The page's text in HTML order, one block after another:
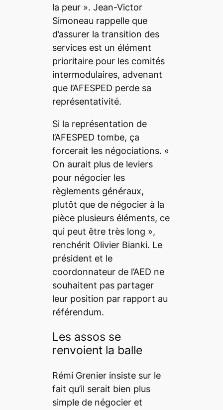
la peur ». Jean-Victor
Simoneau rappelle que
d’assurer la transition des
services est un élément
prioritaire pour les comités
intermodulaires, advenant
que l’AFESPED perde sa
représentativité.
Si la représentation de
l’AFESPED tombe, ça
forcerait les négociations. «
On aurait plus de leviers
pour négocier les
règlements généraux,
plutôt que de négocier à la
pièce plusieurs éléments, ce
qui peut être très long »,
renchérit Olivier Bianki. Le
président et le
coordonnateur de l’AED ne
souhaitent pas partager
leur position par rapport au
référendum.
Les assos se
renvoient la balle
Rémi Grenier insiste sur le
fait qu’il serait bien plus
simple de négocier et